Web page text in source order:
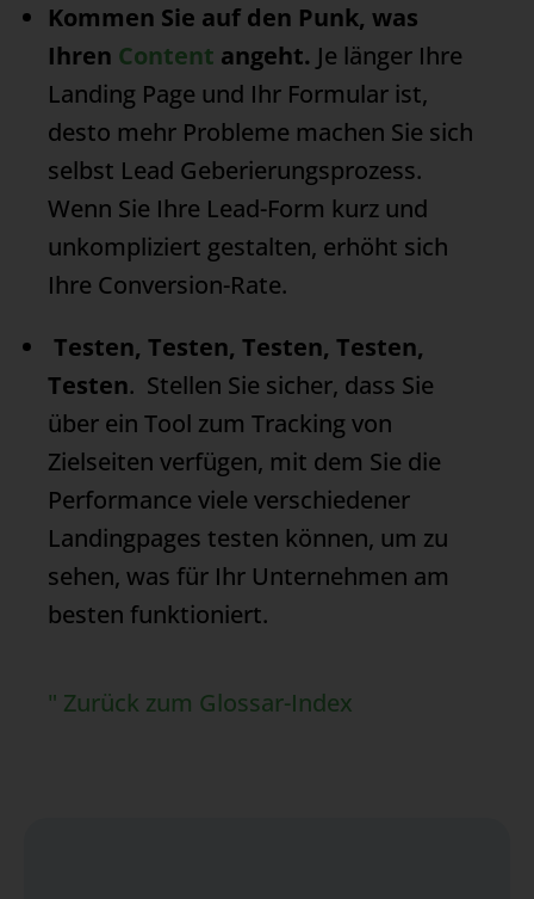
Kommen Sie auf den Punk, was
Ihren Content angeht. Je länger Ihre
Landing Page und Ihr Formular ist,
desto mehr Probleme machen Sie sich
selbst Lead Geberierungsprozess.
Wenn Sie Ihre Lead-Form kurz und
unkompliziert gestalten, erhöht sich
Ihre Conversion-Rate.
Testen, Testen, Testen, Testen,
Testen. Stellen Sie sicher, dass Sie
über ein Tool zum Tracking von
Zielseiten verfügen, mit dem Sie die
Performance viele verschiedener
Landingpages testen können, um zu
sehen, was für Ihr Unternehmen am
besten funktioniert.
" Zurück zum Glossar-Index